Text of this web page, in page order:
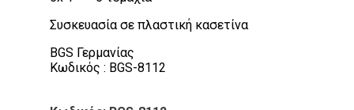
Συσκευασία σε πλαστική κασετίνα
BGS Γερμανίας
Κωδικός : BGS-8112